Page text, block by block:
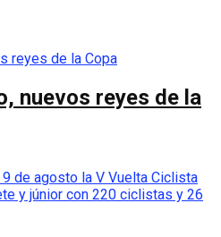
nuevos reyes de la